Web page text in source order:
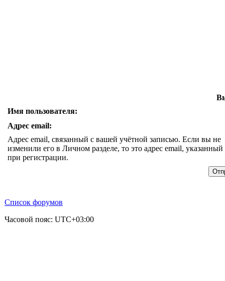
Имя пользователя:
Адрес email:
Адрес email, связанный с вашей учётной записью. Если вы не
изменили его в Личном разделе, то это адрес email,
при регистрации.
Список форумов
Часовой пояс: UTC+03:00